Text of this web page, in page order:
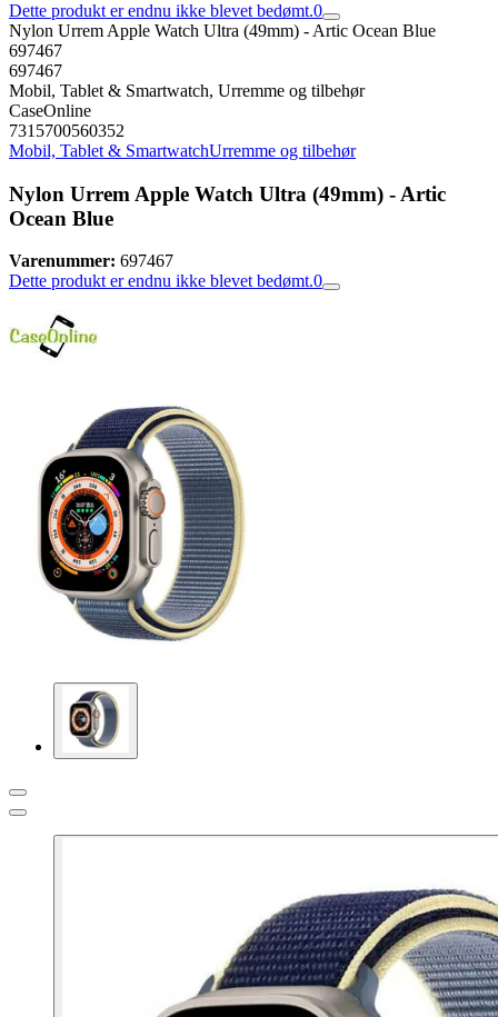
Dette produkt er endnu ikke blevet bedømt.0
Nylon Urrem Apple Watch Ultra (49mm) - Artic Ocean Blue
697467
697467
Mobil, Tablet & Smartwatch, Urremme og tilbehør
CaseOnline
7315700560352
Mobil, Tablet & SmartwatchUrremme og tilbehør
Nylon Urrem Apple Watch Ultra (49mm) - Artic
Ocean Blue
Varenummer: 697467
Dette produkt er endnu ikke blevet bedømt.0